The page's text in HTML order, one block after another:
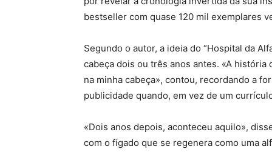
bestseller com quase 120 mil exemplares
Segundo o autor, a ideia do “Hospital da
cabeça dois ou três anos antes. «A
na minha cabeça», contou, recordando a
publicidade quando, em vez de um
«Dois anos depois, aconteceu aquilo»,
com o fígado que se regenera como uma